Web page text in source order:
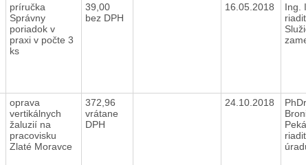
príručka
Správny
poriadok v
praxi v počte 3
ks
39,00
bez DPH
16.05.2018
Ing.
oprava
vertikálnych
žaluzií na
pracovisku
Zlaté Moravce
372,96
vrátane
DPH
24.10.2018
PhDr.